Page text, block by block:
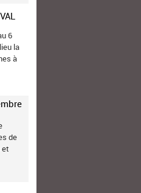
6
la
à
de
et